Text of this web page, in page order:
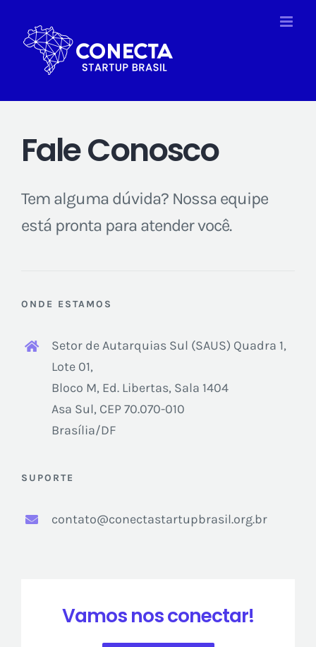
conteúdo
Fale Conosco
Tem alguma dúvida? Nossa equipe
está pronta para atender você.
ONDE ESTAMOS
Setor de Autarquias Sul (SAUS) Quadra 1,
Lote 01,
Bloco M, Ed. Libertas, Sala 1404
Asa Sul, CEP 70.070-010
Brasília/DF
SUPORTE
contato@conectastartupbrasil.org.br
Vamos nos conectar!